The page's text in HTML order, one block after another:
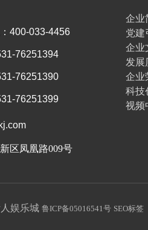
400-033-4456
76251394
76251390
76251399
区凤凰路009号
企业
党建
企业
发展
企业
科技
视频
娱乐城 鲁ICP备05016541号 SEO标签